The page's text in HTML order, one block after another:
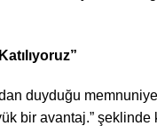
duyduğu
bir avantaj.” şeklinde